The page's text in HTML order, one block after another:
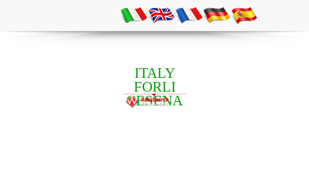
ITALY
FORLI
CESENA